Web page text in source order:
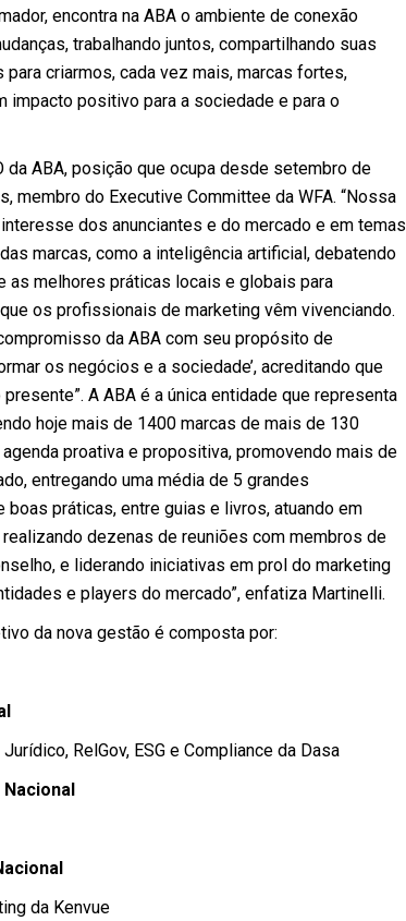
encontra na ABA o ambiente de conexão
trabalhando juntos, compartilhando suas
criarmos, cada vez mais, marcas fortes,
impacto positivo para a sociedade e para o
da ABA, posição que ocupa desde setembro de
membro do Executive Committee da WFA. “Nossa
dos anunciantes e do mercado e em temas
marcas, como a inteligência artificial, debatendo
as melhores práticas locais e globais para
os profissionais de marketing vêm vivenciando.
da ABA com seu propósito de
os negócios e a sociedade’, acreditando que
A ABA é a única entidade que representa
hoje mais de 1400 marcas de mais de 130
proativa e propositiva, promovendo mais de
entregando uma média de 5 grandes
práticas, entre guias e livros, atuando em
dezenas de reuniões com membros de
e liderando iniciativas em prol do marketing
e players do mercado”, enfatiza Martinelli.
da nova gestão é composta por:
RelGov, ESG e Compliance da Dasa
Nacional
da Kenvue